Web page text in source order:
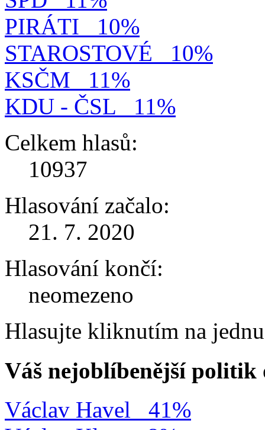
PIRÁTI
10%
STAROSTOVÉ
10%
KSČM
11%
KDU - ČSL
11%
Celkem hlasů:
10937
Hlasování začalo:
21. 7. 2020
Hlasování končí:
neomezeno
Hlasujte kliknutím na
Váš nejoblíbenější politik
Václav Havel
41%